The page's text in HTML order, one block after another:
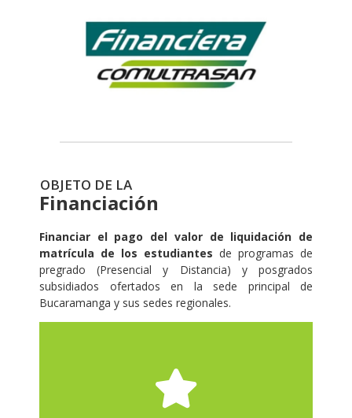
OBJETO DE LA
Financiación
Financiar el pago del valor de liquidación de
matrícula de los estudiantes de programas de
pregrado (Presencial y Distancia) y posgrados
subsidiados ofertados en la sede principal de
Bucaramanga y sus sedes regionales.
por la universidad.